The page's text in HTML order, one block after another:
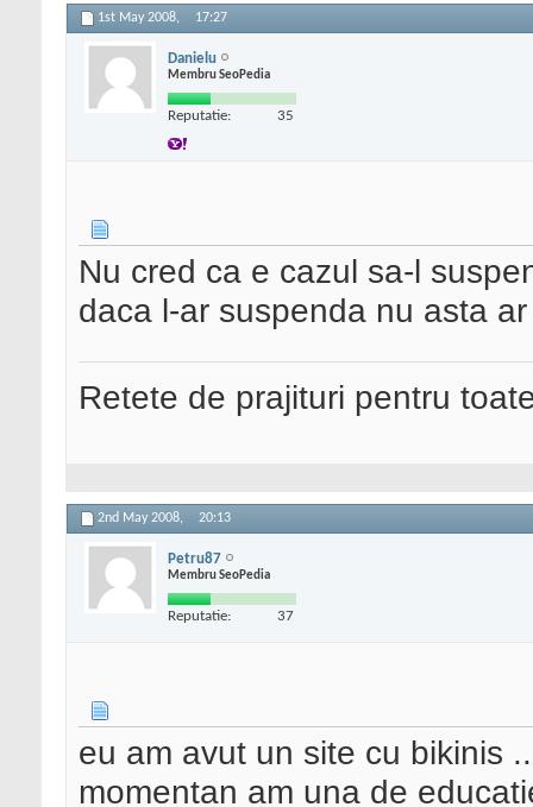
1st May 2008, 17:27
Danielu
Membru SeoPedia
Reputatie: 35
Nu cred ca e cazul sa-l
daca l-ar suspenda nu asta
Retete de prajituri pentru
2nd May 2008, 20:13
Petru87
Membru SeoPedia
Reputatie: 37
eu am avut un site cu bikinis
momentan am una de